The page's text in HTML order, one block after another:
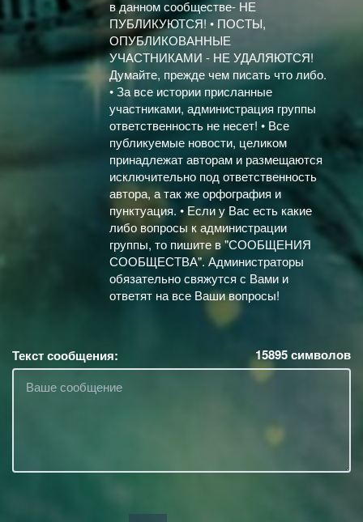
в данном сообществе- НЕ
ПУБЛИКУЮТСЯ! • ПОСТЫ,
ОПУБЛИКОВАННЫЕ
УЧАСТНИКАМИ - НЕ УДАЛЯЮТСЯ!
Думайте, прежде чем писать что либо.
• За все истории присланные
участниками, администрация группы
ответственность не несет! • Все
публикуемые новости, целиком
принадлежат авторам и размещаются
исключительно под ответственность
автора, а так же орфография и
пунктуация. • Если у Вас есть какие
либо вопросы к администрации
группы, то пишите в "СООБЩЕНИЯ
СООБЩЕСТВА". Администраторы
обязательно свяжутся с Вами и
ответят на все Ваши вопросы!
Текст сообщения: 15895символов